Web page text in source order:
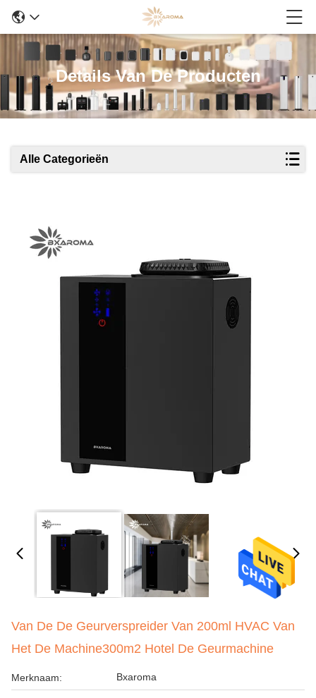
Details Van De Producten
Alle Categorieën
Van De De Geurverspreider Van 200ml HVAC Van
Het De Machine300m2 Hotel De Geurmachine
Merknaam: Bxaroma